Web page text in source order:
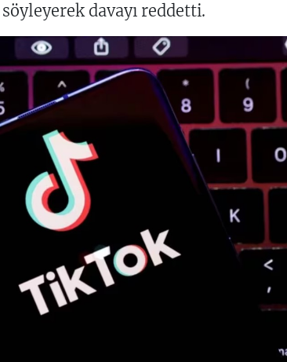
davayı reddetti.